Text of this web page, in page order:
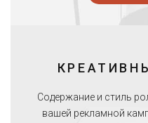
Содержание и стиль
вашей рекламной